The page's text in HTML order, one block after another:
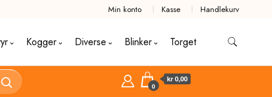
Min konto Kasse Handlekurv
Kogger Diverse Blinker Torget
0
kr 0,00